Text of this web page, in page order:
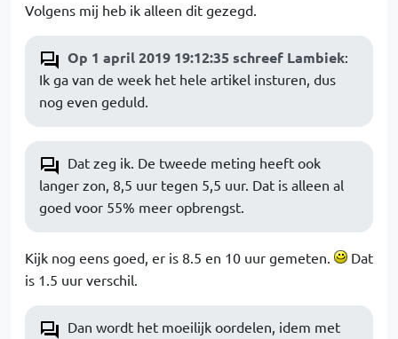
Volgens mij heb ik alleen dit gezegd.
Op 1 april 2019 19:12:35 schreef Lambiek:
Ik ga van de week het hele artikel insturen, dus
nog even geduld.
Dat zeg ik. De tweede meting heeft ook
langer zon, 8,5 uur tegen 5,5 uur. Dat is alleen al
goed voor 55% meer opbrengst.
Kijk nog eens goed, er is 8.5 en 10 uur gemeten.
Dat
is 1.5 uur verschil.
Dan wordt het moeilijk oordelen, idem met